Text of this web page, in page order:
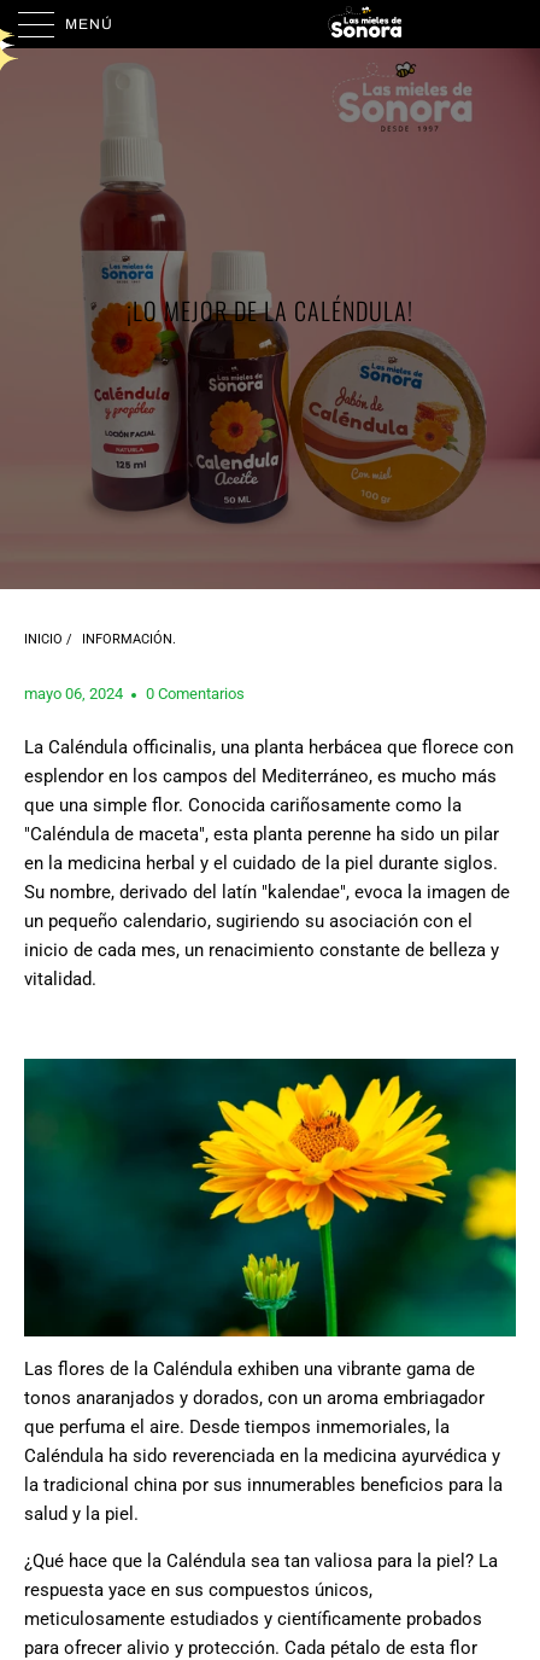
MENÚ
¡LO MEJOR DE LA CALÉNDULA!
INICIO / INFORMACIÓN.
mayo 06, 2024 0 Comentarios
La Caléndula officinalis, una planta herbácea que florece con
esplendor en los campos del Mediterráneo, es mucho más
que una simple flor. Conocida cariñosamente como la
"Caléndula de maceta", esta planta perenne ha sido un pilar
en la medicina herbal y el cuidado de la piel durante siglos.
Su nombre, derivado del latín "kalendae", evoca la imagen de
un pequeño calendario, sugiriendo su asociación con el
inicio de cada mes, un renacimiento constante de belleza y
vitalidad.
Las flores de la Caléndula exhiben una vibrante gama de
tonos anaranjados y dorados, con un aroma embriagador
que perfuma el aire. Desde tiempos inmemoriales, la
Caléndula ha sido reverenciada en la medicina ayurvédica y
la tradicional china por sus innumerables beneficios para la
salud y la piel.
¿Qué hace que la Caléndula sea tan valiosa para la piel? La
respuesta yace en sus compuestos únicos,
meticulosamente estudiados y científicamente probados
para ofrecer alivio y protección. Cada pétalo de esta flor